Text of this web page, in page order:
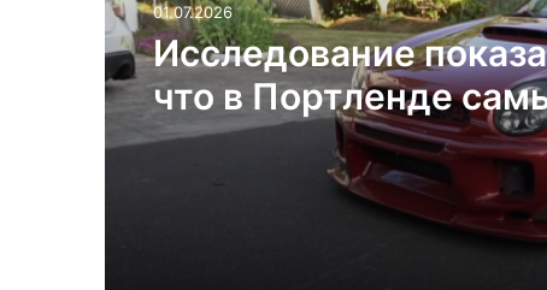
01.07.2026
Исследование
что в Портленде
высокий уровень
автомобилей на душу
населения в США